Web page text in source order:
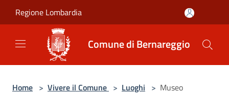
Regione Lombardia
Comune di Bernareggio
Home > Vivere il Comune > Luoghi > Museo